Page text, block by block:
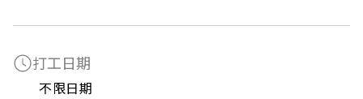
打工日期
不限日期